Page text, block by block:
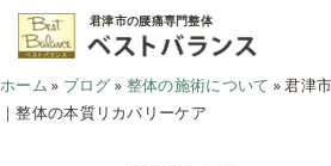
君津市の腰痛専門整体
ホーム » ブログ » 整体の施術について »君津
｜整体の本質リカバリーケア